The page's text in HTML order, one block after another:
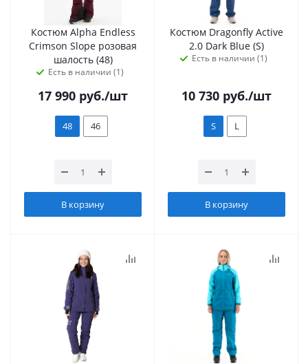
Костюм Alpha Endless
Crimson Slope розовая
шалость (48)
Есть в наличии (1)
17 990 руб./шт
48 46
В корзину
Костюм Dragonfly Active
2.0 Dark Blue (S)
Есть в наличии (1)
10 730 руб./шт
S L
В корзину